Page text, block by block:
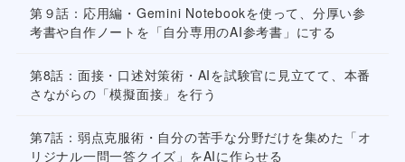
第９話：応用編・Gemini Notebookを使って、分厚い参
考書や自作ノートを「自分専用のAI参考書」にする
第8話：面接・口述対策術・AIを試験官に見立てて、本番
さながらの「模擬面接」を行う
第7話：弱点克服術・自分の苦手な分野だけを集めた「オ
リジナル一問一答クイズ」をAIに作らせる